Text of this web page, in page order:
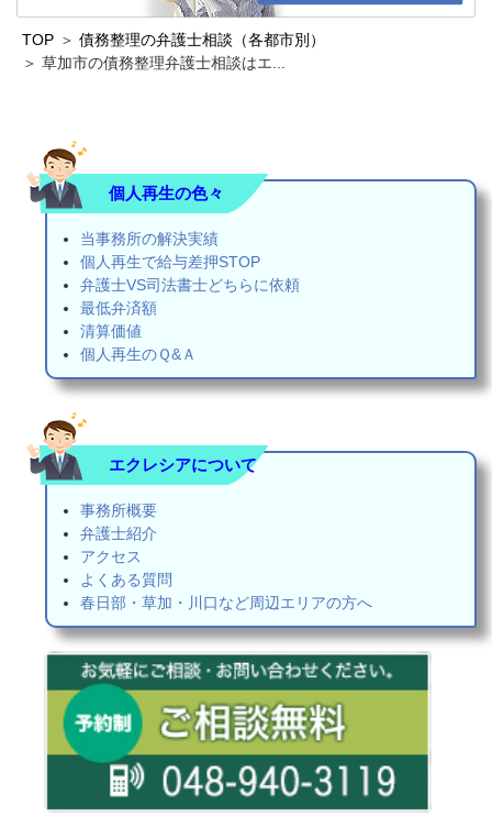
TOP
債務整理の弁護士相談（各都市別）
草加市の債務整理弁護士相談はエ...
個人再生の色々
当事務所の解決実績
個人再生で給与差押STOP
弁護士VS司法書士どちらに依頼
最低弁済額
清算価値
個人再生のＱ&Ａ
エクレシアについて
事務所概要
弁護士紹介
アクセス
よくある質問
春日部・草加・川口など周辺エリアの方へ